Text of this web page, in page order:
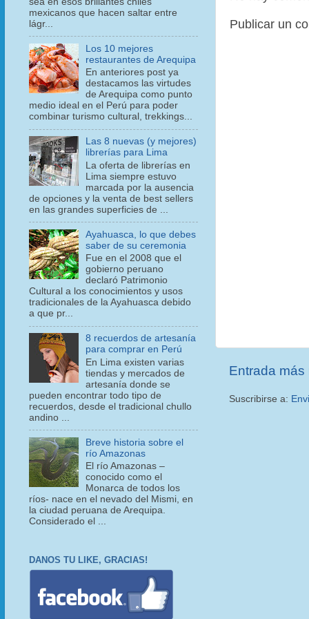
Publicar un
Entrada más
Suscribirse a:
mexicanos que hacen saltar entre
lágr...
Los 10 mejores
restaurantes de Arequipa
En anteriores post ya
destacamos las virtudes
de Arequipa como punto
medio ideal en el Perú para poder
combinar turismo cultural, trekkings...
Las 8 nuevas (y mejores)
librerías para Lima
La oferta de librerías en
Lima siempre estuvo
marcada por la ausencia
de opciones y la venta de best sellers
en las grandes superficies de ...
Ayahuasca, lo que debes
saber de su ceremonia
Fue en el 2008 que el
gobierno peruano
declaró Patrimonio
Cultural a los conocimientos y usos
tradicionales de la Ayahuasca debido
a que pr...
8 recuerdos de artesanía
para comprar en Perú
En Lima existen varias
tiendas y mercados de
artesanía donde se
pueden encontrar todo tipo de
recuerdos, desde el tradicional chullo
andino ...
Breve historia sobre el
río Amazonas
El río Amazonas –
conocido como el
Monarca de todos los
ríos- nace en el nevado del Mismi, en
la ciudad peruana de Arequipa.
Considerado el ...
DANOS TU LIKE, GRACIAS!